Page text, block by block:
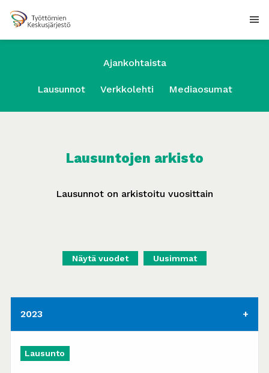
Ajankohtaista
Lausunnot Verkkolehti Mediaosumat
Lausuntojen arkisto
Lausunnot on arkistoitu vuosittain
Näytä vuodet Uusimmat
2023
Lausunto